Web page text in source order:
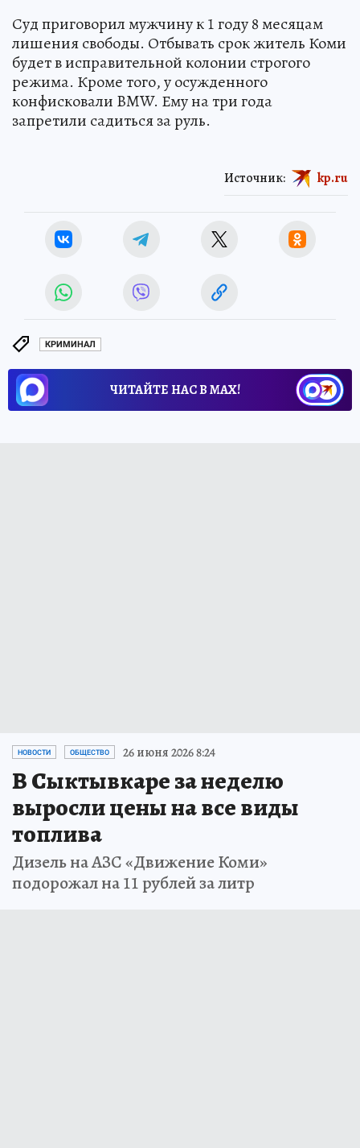
Суд приговорил мужчину к 1 году 8 месяцам
лишения свободы. Отбывать срок житель Коми
будет в исправительной колонии строгого
режима. Кроме того, у осужденного
конфисковали BMW. Ему на три года
запретили садиться за руль.
Источник: kp.ru
КРИМИНАЛ
ЧИТАЙТЕ НАС В МАХ!
НОВОСТИ ОБЩЕСТВО 26 июня 2026 8:24
В Сыктывкаре за неделю
выросли цены на все виды
топлива
Дизель на АЗС «Движение Коми»
подорожал на 11 рублей за литр